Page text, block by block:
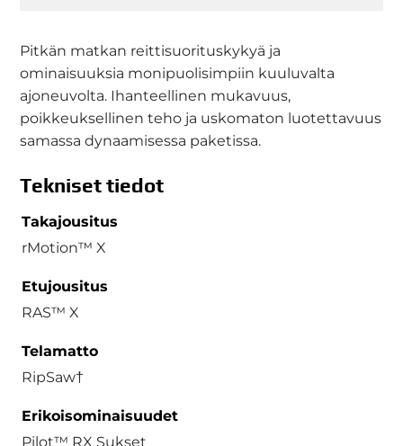
Pitkän matkan reittisuorituskykyä ja
ominaisuuksia monipuolisimpiin kuuluvalta
ajoneuvolta. Ihanteellinen mukavuus,
poikkeuksellinen teho ja uskomaton luotettavuus
samassa dynaamisessa paketissa.
Tekniset tiedot
Takajousitus
rMotion™ X
Etujousitus
RAS™ X
Telamatto
RipSaw†
Erikoisominaisuudet
Pilot™ RX Sukset